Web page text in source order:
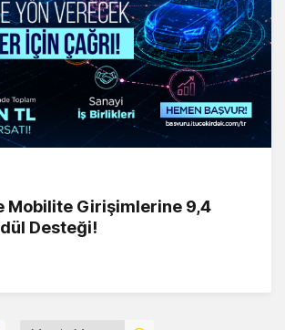
Mobilite Girişimlerine 9,4
Desteği!